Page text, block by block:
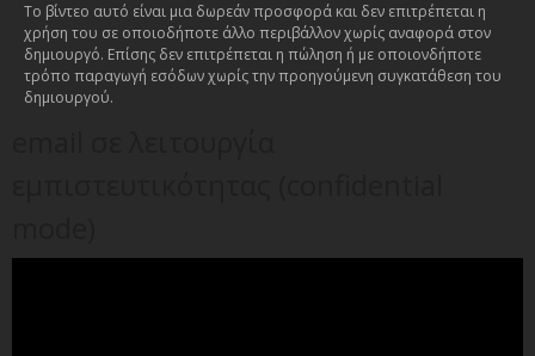
Το βίντεο αυτό είναι μια δωρεάν προσφορά και δεν επιτρέπεται η
χρήση του σε οποιοδήποτε άλλο περιβάλλον χωρίς αναφορά στον
δημιουργό. Επίσης δεν επιτρέπεται η πώληση ή με οποιονδήποτε
τρόπο παραγωγή εσόδων χωρίς την προηγούμενη συγκατάθεση του
δημιουργού.